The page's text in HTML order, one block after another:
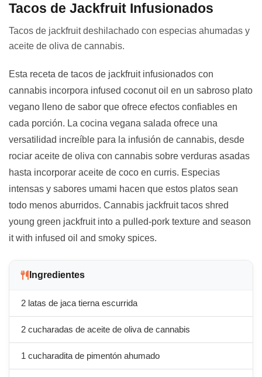
Tacos de Jackfruit Infusionados
Tacos de jackfruit deshilachado con especias ahumadas y
aceite de oliva de cannabis.
Esta receta de tacos de jackfruit infusionados con
cannabis incorpora infused coconut oil en un sabroso plato
vegano lleno de sabor que ofrece efectos confiables en
cada porción. La cocina vegana salada ofrece una
versatilidad increíble para la infusión de cannabis, desde
rociar aceite de oliva con cannabis sobre verduras asadas
hasta incorporar aceite de coco en curris. Especias
intensas y sabores umami hacen que estos platos sean
todo menos aburridos. Cannabis jackfruit tacos shred
young green jackfruit into a pulled-pork texture and season
it with infused oil and smoky spices.
Ingredientes
2 latas de jaca tierna escurrida
2 cucharadas de aceite de oliva de cannabis
1 cucharadita de pimentón ahumado